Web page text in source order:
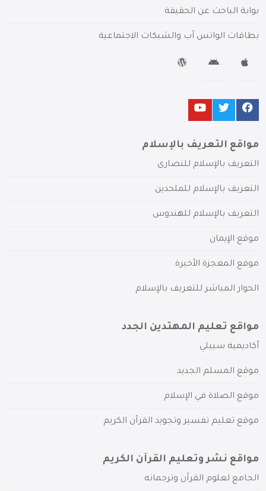
بوابة الباحث عن الحقيقة
بطاقات الواتس آب والشبكات الاجتماعية
مواقع التعريف بالإسلام
التعريف بالإسلام للنصارى
التعريف بالإسلام للملحدين
التعريف بالإسلام للهندوس
موقع الإيمان
موقع المعجزة الأخيرة
الحوار المباشر للتعريف بالإسلام
مواقع تعليم المهتدين الجدد
أكاديمية سبيلي
موقع المسلم الجديد
موقع الصلاة في الإسلام
موقع تعليم تفسير وتجويد القرآن الكريم
مواقع نشر وتعليم القرآن الكريم
الجامع لعلوم القرآن وترجماته